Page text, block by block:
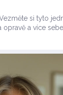
si tyto
a více